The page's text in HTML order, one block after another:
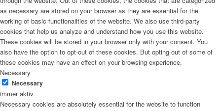
as necessary are stored on your browser as they are essential for the
working of basic functionalities of the website. We also use third-party
cookies that help us analyze and understand how you use this website.
These cookies will be stored in your browser only with your consent. You
also have the option to opt-out of these cookies. But opting out of some of
these cookies may have an effect on your browsing experience.
Necessary
Necessary
immer aktiv
Necessary cookies are absolutely essential for the website to function